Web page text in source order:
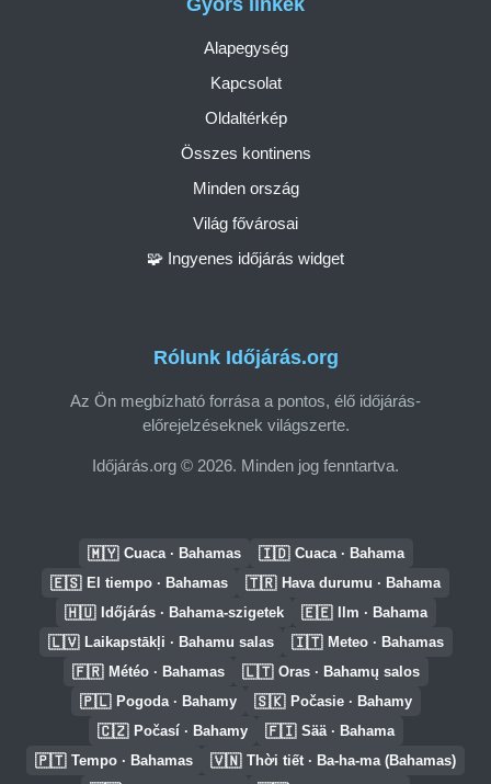
Rólunk Időjárás.org
Az Ön megbízható forrása a pontos, élő időjárás-
előrejelzéseknek világszerte.
Időjárás.org © 2026. Minden jog fenntartva.
Alapegység
Kapcsolat
Oldaltérkép
Összes kontinens
Minden ország
Világ fővárosai
🧩 Ingyenes időjárás widget
🇲🇾 Cuaca · Bahamas 🇮🇩 Cuaca · Bahama
🇪🇸 El tiempo · Bahamas 🇹🇷 Hava durumu · Bahama
🇭🇺 Időjárás · Bahama-szigetek 🇪🇪 Ilm · Bahama
🇱🇻 Laikapstākļi · Bahamu salas 🇮🇹 Meteo · Bahamas
🇫🇷 Météo · Bahamas 🇱🇹 Oras · Bahamų salos
🇵🇱 Pogoda · Bahamy 🇸🇰 Počasie · Bahamy
🇨🇿 Počasí · Bahamy 🇫🇮 Sää · Bahama
🇵🇹 Tempo · Bahamas 🇻🇳 Thời tiết · Ba-ha-ma (Bahamas)